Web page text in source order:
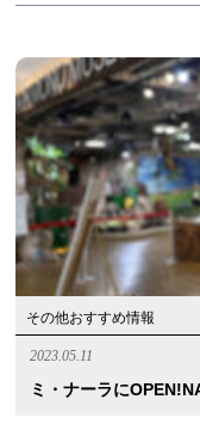
その他おすすめ情報
2023.05.11
ミ・ナーラに